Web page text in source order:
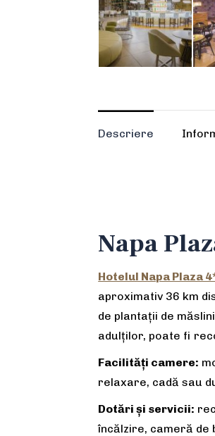
Descriere
Napa
Hotelul Napa Plaza
aproximativ 36 km
de plantații de
adulților, poate fi
Facilități camere:
relaxare, cadă sau
Dotări și servicii:
încălzire, cameră de